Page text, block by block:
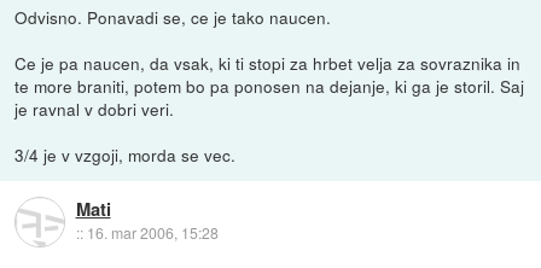
Odvisno. Ponavadi se, ce je tako naucen.
Ce je pa naucen, da vsak, ki ti stopi za hrbet velja za sovraznika in
te more braniti, potem bo pa ponosen na dejanje, ki ga je storil. Saj
je ravnal v dobri veri.
3/4 je v vzgoji, morda se vec.
Mati
:: 16. mar 2006, 15:28